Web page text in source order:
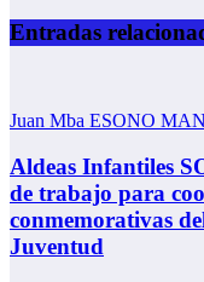
Entradas
Juan Mba ESONO
Aldeas Infantiles
de trabajo para
conmemorativas
Juventud